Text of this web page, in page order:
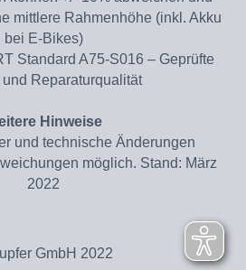
mittlere Rahmenhöhe (inkl. Akku
bei E-Bikes)
Standard A75-S016 – Geprüfte
Reparaturqualität
Hinweise
und technische Änderungen
möglich. Stand: März
2022
GmbH 2022